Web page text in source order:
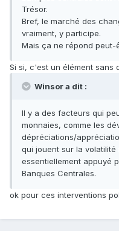
Trésor.
Bref, le marché des
vraiment, y participe.
Mais ça ne répond peut-
Si si, c'est un élément sans
Winsor a dit :
Il y a des facteurs qui
monnaies, comme les
dépréciations/
qui jouent sur la
essentiellement appuyé
Banques Centrales.
ok pour ces interventions